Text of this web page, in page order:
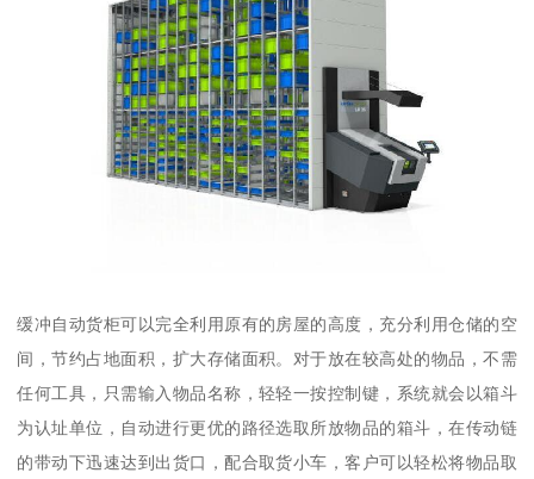
缓冲自动货柜可以完全利用原有的房屋的高度，充分利用仓储的空
间，节约占地面积，扩大存储面积。对于放在较高处的物品，不需
任何工具，只需输入物品名称，轻轻一按控制键，系统就会以箱斗
为认址单位，自动进行更优的路径选取所放物品的箱斗，在传动链
的带动下迅速达到出货口，配合取货小车，客户可以轻松将物品取